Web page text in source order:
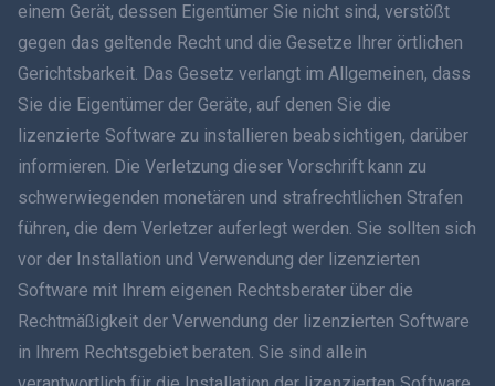
Dansk
हिंदी
עברית
Română
Ελληνικά
Tiếng Việt
einem Gerät, dessen Eigentümer Sie nicht sind, verstößt
gegen das geltende Recht und die Gesetze Ihrer örtlichen
Gerichtsbarkeit. Das Gesetz verlangt im Allgemeinen, dass
Sie die Eigentümer der Geräte, auf denen Sie die
lizenzierte Software zu installieren beabsichtigen, darüber
informieren. Die Verletzung dieser Vorschrift kann zu
schwerwiegenden monetären und strafrechtlichen Strafen
führen, die dem Verletzer auferlegt werden. Sie sollten sich
vor der Installation und Verwendung der lizenzierten
Software mit Ihrem eigenen Rechtsberater über die
Rechtmäßigkeit der Verwendung der lizenzierten Software
in Ihrem Rechtsgebiet beraten. Sie sind allein